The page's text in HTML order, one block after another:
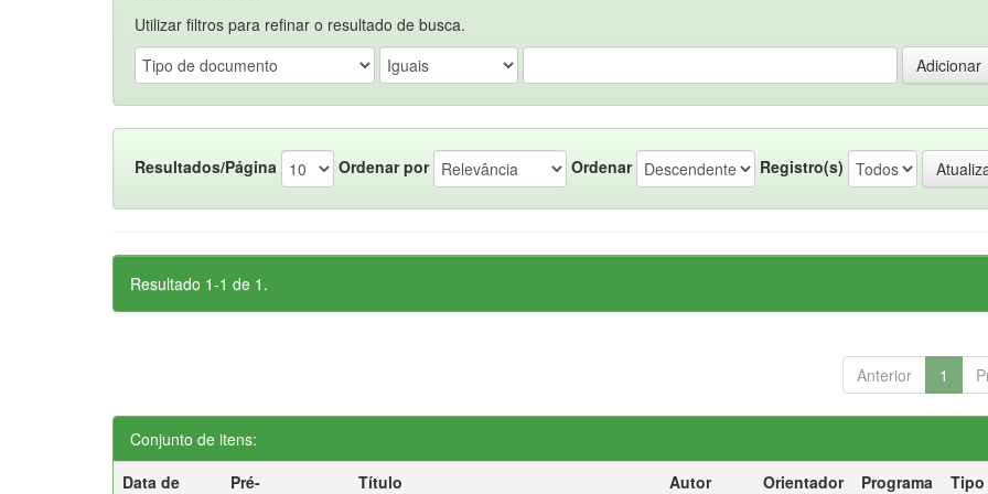
Utilizar filtros para refinar o resultado de busca.
Resultados/Página Ordenar por Ordenar Registro(s)
Resultado 1-1 de 1.
Anterior 1
Conjunto de itens:
Data de
Pré-
Título Autor Orientador Programa
Tipo